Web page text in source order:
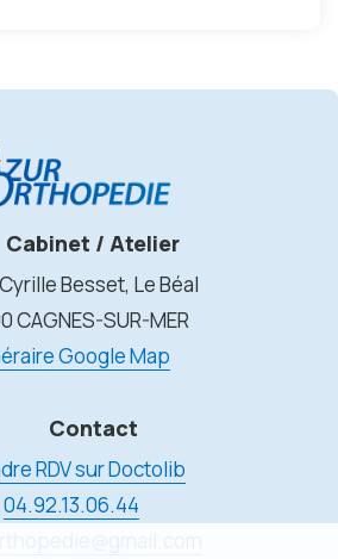
Cabinet / Atelier
Cyrille Besset, Le Béal
CAGNES-SUR-MER
Google Map
Contact
RDV sur Doctolib
04.92.13.06.44